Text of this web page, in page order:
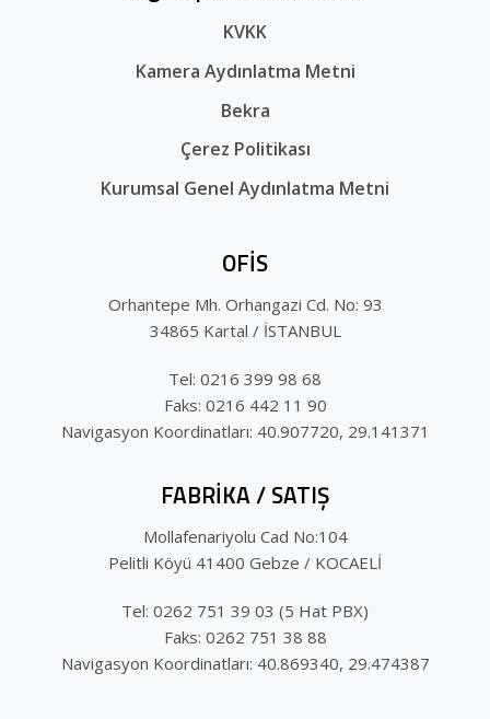
KVKK
Kamera Aydınlatma Metni
Bekra
Çerez Politikası
Kurumsal Genel Aydınlatma Metni
OFİS
Orhantepe Mh. Orhangazi Cd. No: 93
34865 Kartal / İSTANBUL
Tel: 0216 399 98 68
Faks: 0216 442 11 90
Navigasyon Koordinatları: 40.907720, 29.141371
FABRİKA / SATIŞ
Mollafenariyolu Cad No:104
Pelitli Köyü 41400 Gebze / KOCAELİ
Tel: 0262 751 39 03 (5 Hat PBX)
Faks: 0262 751 38 88
Navigasyon Koordinatları: 40.869340, 29.474387